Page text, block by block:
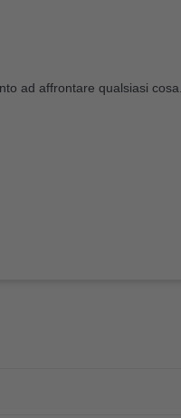
ad affrontare qualsiasi